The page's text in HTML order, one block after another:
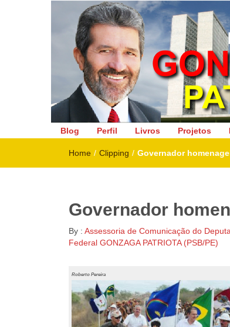
Deputado Federal
Blog Perfil Livros Projetos
Home / Clipping / Governador
Governador
By : Assessoria de Comunicação do
Federal GONZAGA PATRIOTA (PSB/PE)
Roberto Pereira